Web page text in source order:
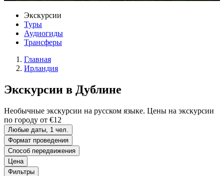
Экскурсии
Туры
Аудиогиды
Трансферы
Главная
Ирландия
Экскурсии в Дублине
Необычные экскурсии на русском языке. Цены на экскурсии
по городу от €12
Любые даты, 1 чел.
Формат проведения
Способ передвижения
Цена
Фильтры